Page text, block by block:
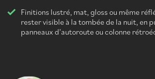
Finitions lustré, mat, gloss ou même
rester visible à la tombée de la nuit, en
panneaux d’autoroute ou colonne